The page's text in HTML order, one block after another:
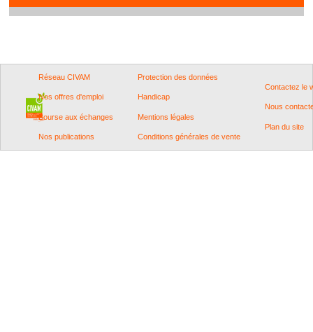
Réseau CIVAM
Nos offres d'emploi
Bourse aux échanges
Nos publications
Protection des données
Handicap
Mentions légales
Conditions générales de vente
Contactez le
Nous
Plan du site